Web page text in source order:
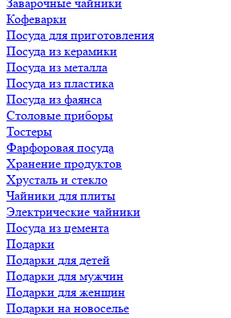
Кофеварки
Посуда для приготовления
Посуда из керамики
Посуда из металла
Посуда из пластика
Посуда из фаянса
Столовые приборы
Тостеры
Фарфоровая посуда
Хранение продуктов
Хрусталь и стекло
Чайники для плиты
Электрические чайники
Посуда из цемента
Подарки
Подарки для детей
Подарки для мужчин
Подарки для женщин
Подарки на новоселье